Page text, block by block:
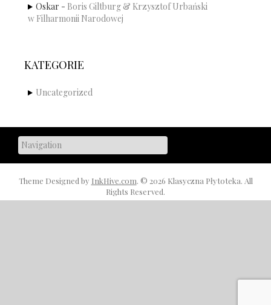
Oskar - Boris Giltburg & Krzysztof Urbański
w Filharmonii Narodowej
KATEGORIE
Uncategorized
Theme Designed by InkHive.com. © 2026 Klasyczna Płytoteka. All
Rights Reserved.